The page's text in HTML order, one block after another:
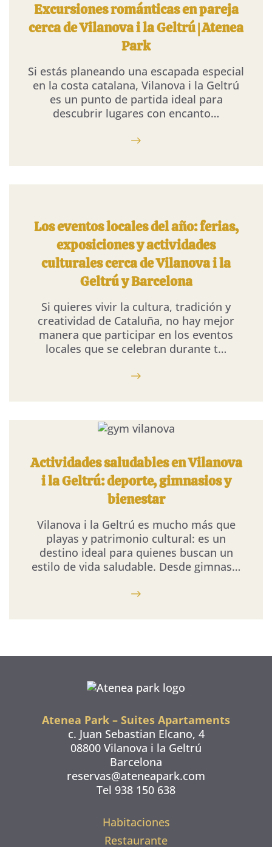
Excursiones románticas en pareja
cerca de Vilanova i la Geltrú | Atenea
Park
Si estás planeando una escapada especial
en la costa catalana, Vilanova i la Geltrú
es un punto de partida ideal para
descubrir lugares con encanto…
Los eventos locales del año: ferias,
exposiciones y actividades
culturales cerca de Vilanova i la
Geltrú y Barcelona
Si quieres vivir la cultura, tradición y
creatividad de Cataluña, no hay mejor
manera que participar en los eventos
locales que se celebran durante t…
Actividades saludables en Vilanova
i la Geltrú: deporte, gimnasios y
bienestar
Vilanova i la Geltrú es mucho más que
playas y patrimonio cultural: es un
destino ideal para quienes buscan un
estilo de vida saludable. Desde gimnas…
Atenea Park – Suites Apartaments
c. Juan Sebastian Elcano, 4
08800 Vilanova i la Geltrú
Barcelona
reservas@ateneapark.com
Tel 938 150 638
Habitaciones
Restaurante